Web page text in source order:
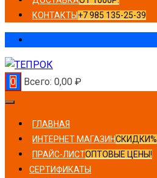
КОНТАКТЫ +7 985 135-25-39
0 Всего: 0,00 ₽
ГЛАВНАЯ
ИНТЕРНЕТ МАГАЗИНСКИДКИ%
ПРАЙС-ЛИСТОПТОВЫЕ ЦЕНЫ!
СЕРТИФИКАТЫ